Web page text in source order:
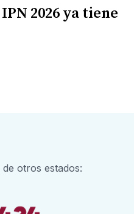
2026 ya tiene
otros estados: